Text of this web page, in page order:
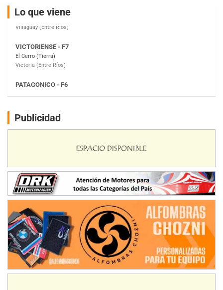
entradas
Lo que viene
El Cerro (Tierra)
Victoria (Entre Ríos)
Moto Club Reginense (Tierra)
Gral. E. Godoy (Río Negro)
Juventud Unida (Tierra)
Humboldt (Santa Fe)
NORESTE SANTAFESINO - F6
SUR SANTAFESINO - F4
Rufino (Santa Fe)
TUCUMANO - F5
Juan Navarro (Asfalto)
El Timbó (Tucumán)
COBERTURA ESPECIAL DE E-KART.COM.AR
08/09-AGO
IAME SERIES ARGENTINA 6
Ramiro Tot (Asfalto)
Baradero (Buenos Aires)
Publicidad